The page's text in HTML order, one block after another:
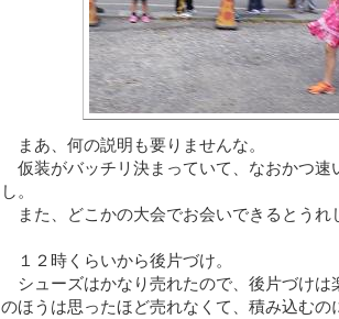
まあ、何の説明も要りませんな。
仮装がバッチリ決まっていて、なおかつ速
し。
また、どこかの大会でお会いできるとうれ
１２時くらいから後片づけ。
シューズはかなり売れたので、後片づけは
のほうは思ったほど売れなくて、積み込むの